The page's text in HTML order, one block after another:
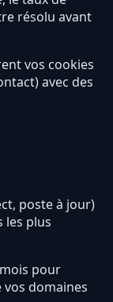
résolu avant
vos cookies
avec des
poste à jour)
les plus
pour
domaines